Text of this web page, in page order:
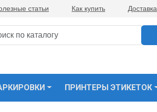
статьи Как купить Доставка
ПРИНТЕРЫ ЭТИКЕТОК